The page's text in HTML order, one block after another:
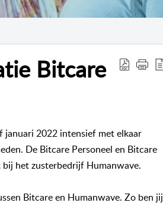
Bitcare
januari 2022 intensief met elkaar
De Bitcare Personeel en Bitcare
bij het zusterbedrijf Humanwave.
Bitcare en Humanwave. Zo ben jij